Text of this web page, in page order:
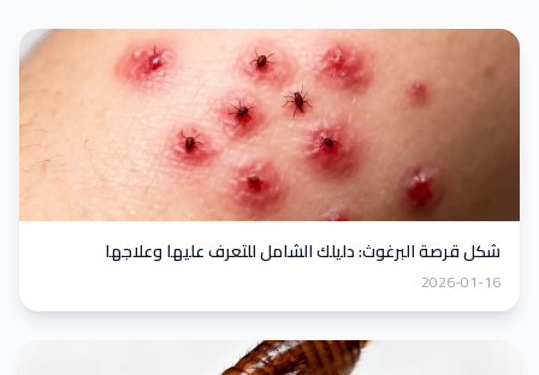
شكل قرصة البرغوث: دليلك الشامل للتعرف عليها وعلاجها
2026-01-16